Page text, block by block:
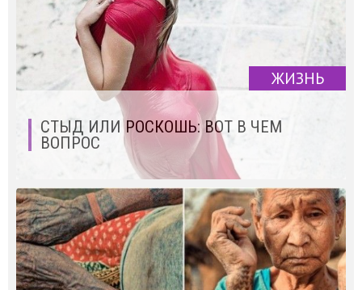
ЖИЗНЬ
СТЫД ИЛИ РОСКОШЬ: ВОТ В ЧЕМ
ВОПРОС